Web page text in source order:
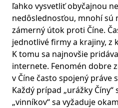
ľahko vysvetliť obyčajnou
nedôslednosťou, mnohí sú
zámerný útok proti Číne.
jednotlivé firmy a krajiny, z
K tomu sa najnovšie
internete. Fenomén dobre
v Číne často spojený práve
Každý prípad „urážky
„vinníkov“ sa vyžaduje